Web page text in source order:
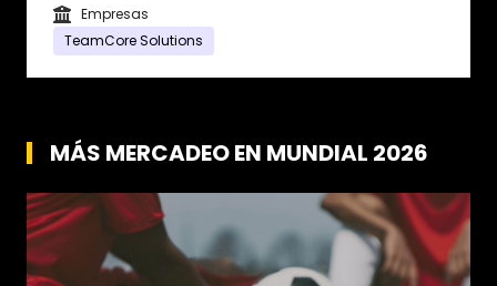
Empresas
TeamCore Solutions
MÁS MERCADEO EN MUNDIAL 2026